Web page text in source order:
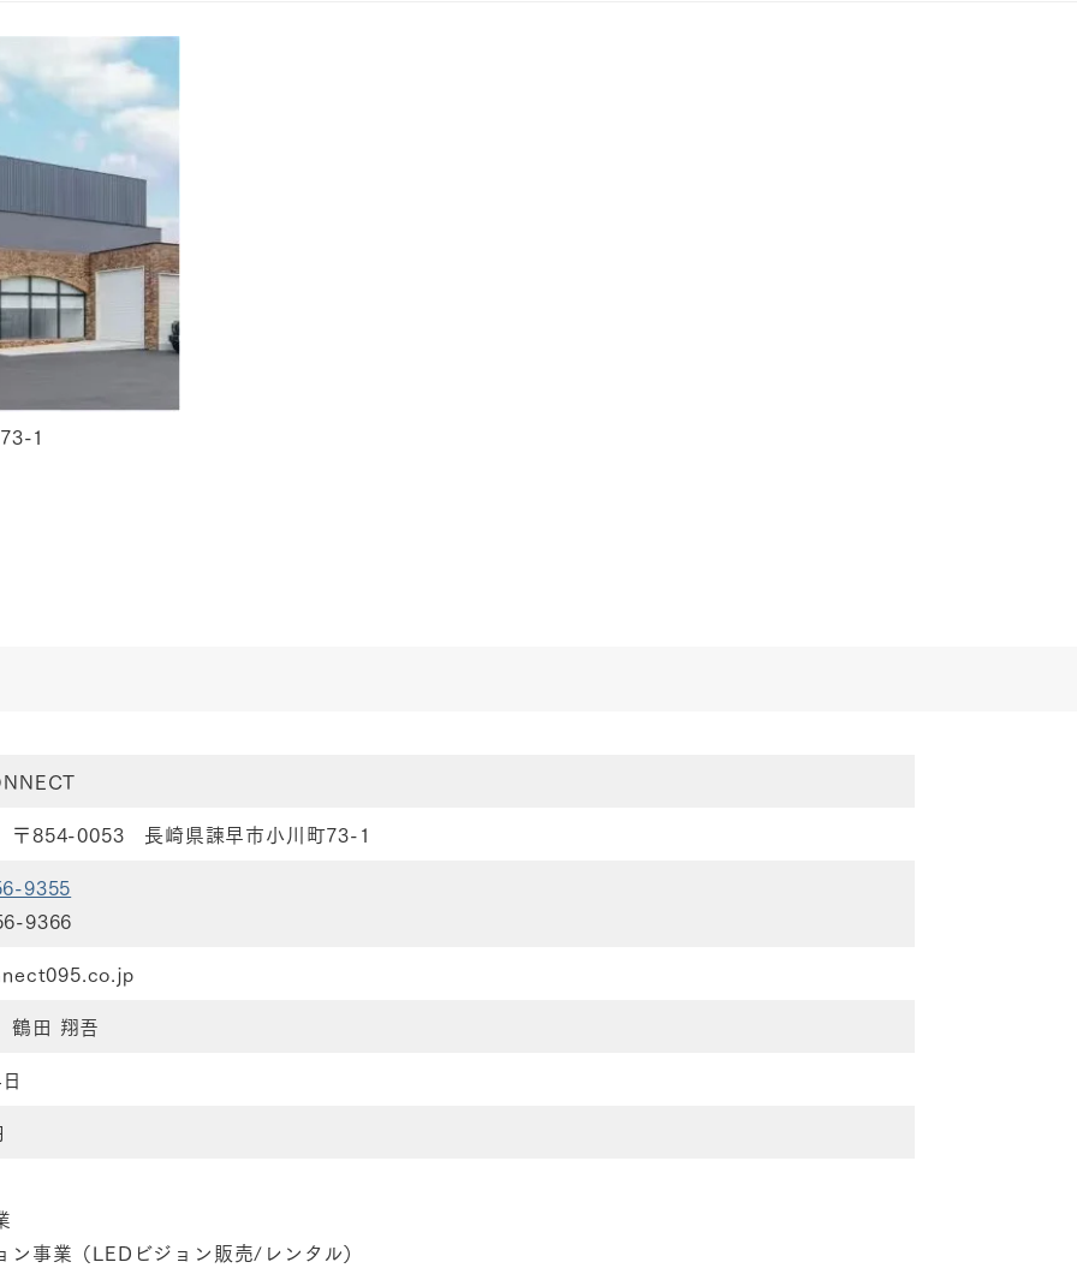
1
〒854-0053 長崎県諫早市小川町73-1
9355
9366
田 翔吾
事業（LEDビジョン販売/レンタル）